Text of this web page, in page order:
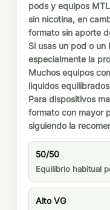
pods y equipos
sin nicotina, en
formato sin aporte
Si usas un pod o
especialmente la
Muchos equipos
liquidos
Para dispositivos
formato con mayor
siguiendo la
50/50
Equilibrio habitual
Alto VG